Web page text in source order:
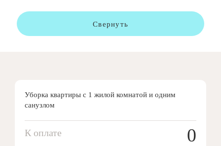
Свернуть
Уборка квартиры с 1 жилой комнатой и одним
санузлом
К оплате 0